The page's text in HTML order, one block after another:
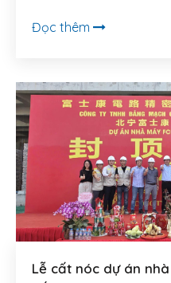
Đọc thêm
Lễ cất nóc dự án